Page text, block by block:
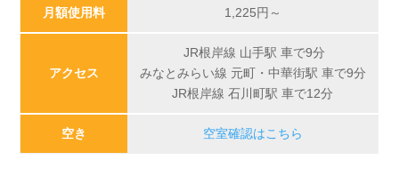
月額使用料 1,225円～
アクセス
JR根岸線 山手駅 車で9分
みなとみらい線 元町・中華街駅 車で9分
JR根岸線 石川町駅 車で12分
空き 空室確認はこちら